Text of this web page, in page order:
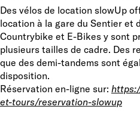
Des vélos de location slowUp
location à la gare du Sentier et
Countrybike et E-Bikes y sont
plusieurs tailles de cadre. Des
que des demi-tandems sont
disposition.
Réservation en-ligne sur:
et-tours/reservation-slowup